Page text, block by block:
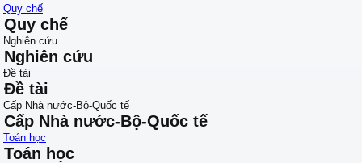
Quy chế
Quy chế
Nghiên cứu
Nghiên cứu
Đề tài
Đề tài
Cấp Nhà nước-Bộ-Quốc tế
Cấp Nhà nước-Bộ-Quốc tế
Toán học
Toán học